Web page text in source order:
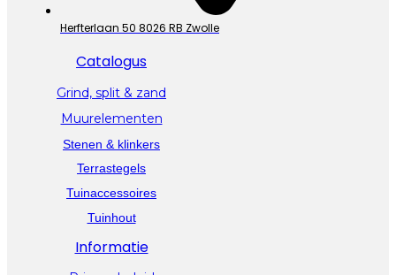
Herfterlaan 50 8026 RB Zwolle
Catalogus
Grind, split & zand
Muurelementen
Stenen & klinkers
Terrastegels
Tuinaccessoires
Tuinhout
Informatie